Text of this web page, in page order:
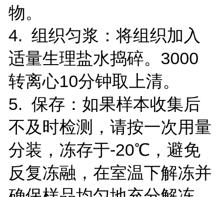
物。
4. 组织匀浆：将组织加入
适量生理盐水捣碎。3000
转离心10分钟取上清。
5. 保存：如果样本收集后
不及时检测，请按一次用量
分装，冻存于-20℃，避免
反复冻融，在室温下解冻并